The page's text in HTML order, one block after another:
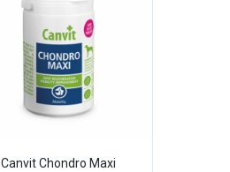
Canvit Chondro Maxi